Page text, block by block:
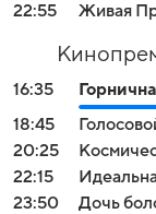
22:55
Живая
16:35
18:45
20:25
22:15
23:50
Дочь